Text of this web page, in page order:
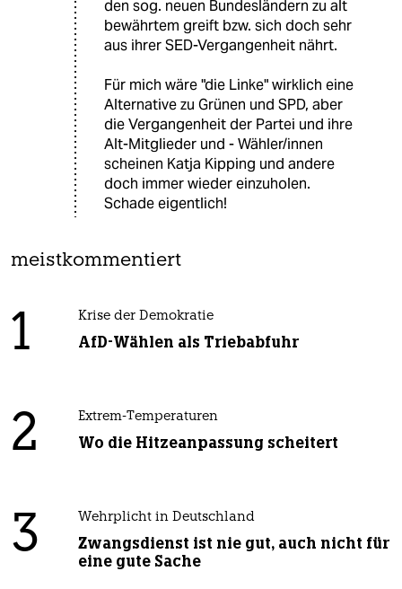
den sog. neuen Bundesländern zu alt
bewährtem greift bzw. sich doch sehr
aus ihrer SED-Vergangenheit nährt.
Für mich wäre "die Linke" wirklich eine
Alternative zu Grünen und SPD, aber
die Vergangenheit der Partei und ihre
Alt-Mitglieder und - Wähler/innen
scheinen Katja Kipping und andere
doch immer wieder einzuholen.
Schade eigentlich!
meistkommentiert
1 Krise der Demokratie
AfD-Wählen als Triebabfuhr
2 Extrem-Temperaturen
Wo die Hitzeanpassung scheitert
3 Wehrplicht in Deutschland
Zwangsdienst ist nie gut, auch nicht für
eine gute Sache